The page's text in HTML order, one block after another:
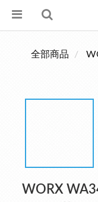
全部商品
WORX